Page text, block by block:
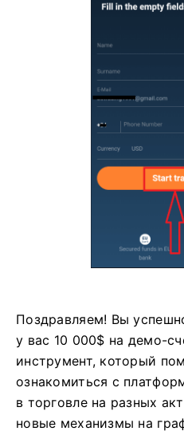
Поздравляем! Вы
у вас 10 000$ на демо-
инструмент, который
ознакомиться с
в торговле на разных
новые механизмы на